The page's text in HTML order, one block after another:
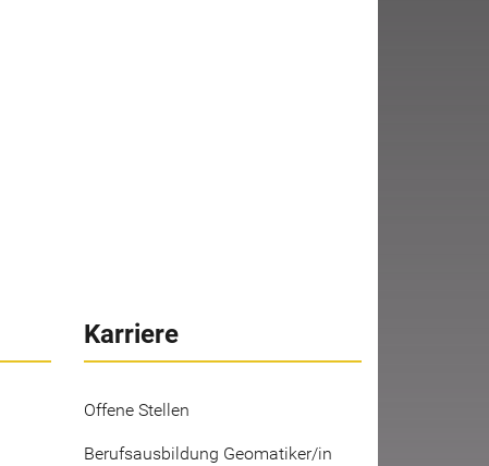
Karriere
Offene Stellen
Berufsausbildung Geomatiker/in